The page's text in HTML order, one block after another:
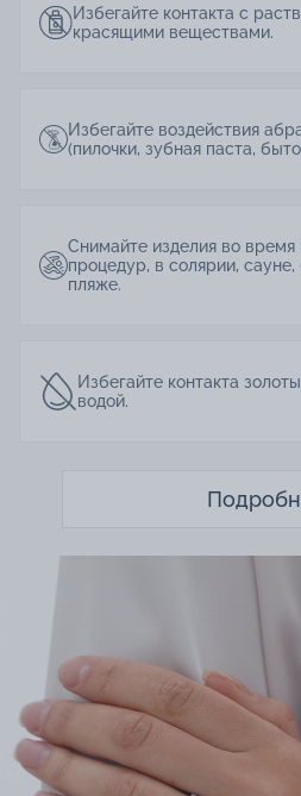
Избегайте контакта с
красящими веществами.
Избегайте воздействия
(пилочки, зубная паста,
Снимайте изделия во время
процедур, в солярии,
пляже.
Избегайте контакта
водой.